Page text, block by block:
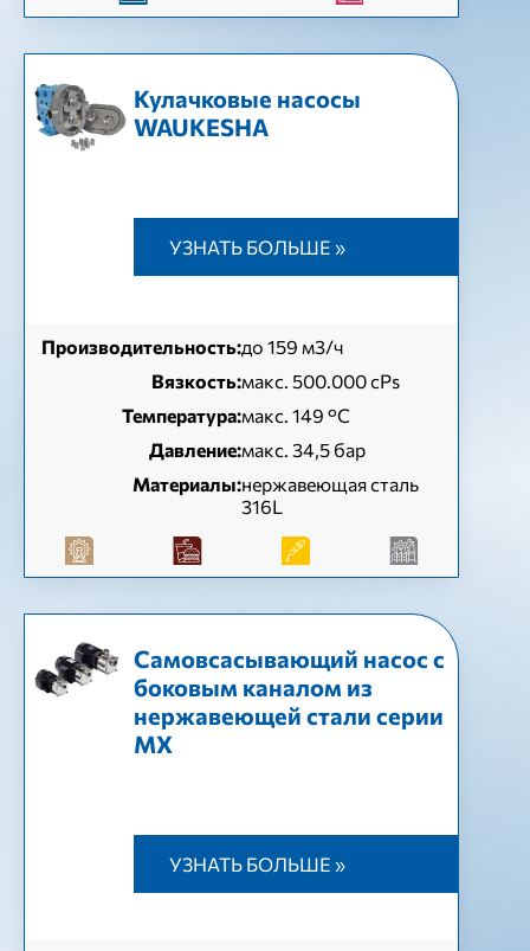
Кулачковые насосы
WAUKESHA
УЗНАТЬ БОЛЬШЕ »
Производительность:до 159 м3/ч
Вязкость:макс. 500.000 cPs
Температура:макс. 149 °C
Давление:макс. 34,5 бар
Материалы:нержавеющая сталь
316L
Самовсасывающий насос с
боковым каналом из
нержавеющей стали серии
МХ
УЗНАТЬ БОЛЬШЕ »